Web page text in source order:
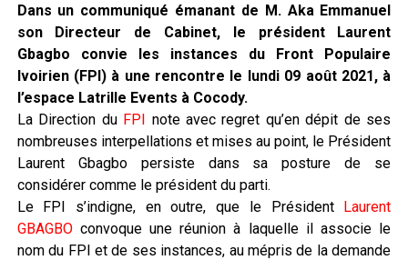
Dans un communiqué émanant de M. Aka Emmanuel
son Directeur de Cabinet, le président Laurent
Gbagbo convie les instances du Front Populaire
Ivoirien (FPI) à une rencontre le lundi 09 août 2021, à
l’espace Latrille Events à Cocody.
La Direction du FPI note avec regret qu’en dépit de ses
nombreuses interpellations et mises au point, le Président
Laurent Gbagbo persiste dans sa posture de se
considérer comme le président du parti.
Le FPI s’indigne, en outre, que le Président Laurent
GBAGBOconvoque une réunion à laquelle il associe le
nom du FPI et de ses instances, au mépris de la demande